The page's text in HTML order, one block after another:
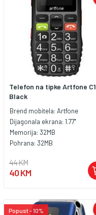
Telefon na tipke Artfone C1
Black
Brend mobitela: Artfone
Dijagonala ekrana: 1.77''
Memorija: 32MB
Pohrana: 32MB
44 KM
40 KM
Popust - 10%